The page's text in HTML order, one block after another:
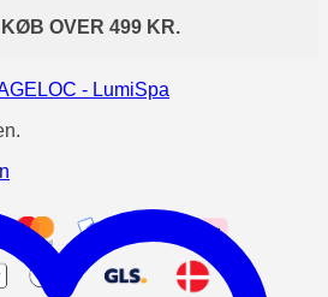
OVER 499 KR.
- LumiSpa